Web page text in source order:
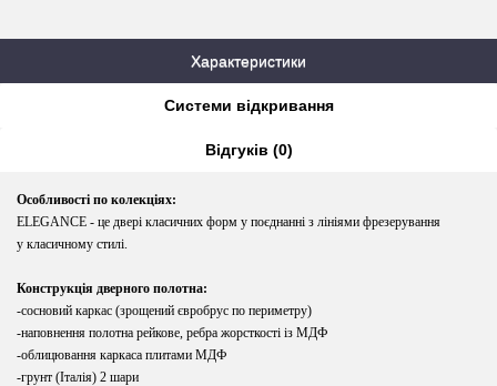
Характеристики
Системи відкривання
Відгуків (0)
Особливості по колекціях:
ELEGANCE - це двері класичних форм у поєднанні з лініями фрезерування
у класичному стилі.
Конструкція дверного полотна:
-сосновий каркас (зрощений євробрус по периметру)
-наповнення полотна рейкове, ребра жорсткості із МДФ
-облицювання каркаса плитами МДФ
-грунт (Італія) 2 шари